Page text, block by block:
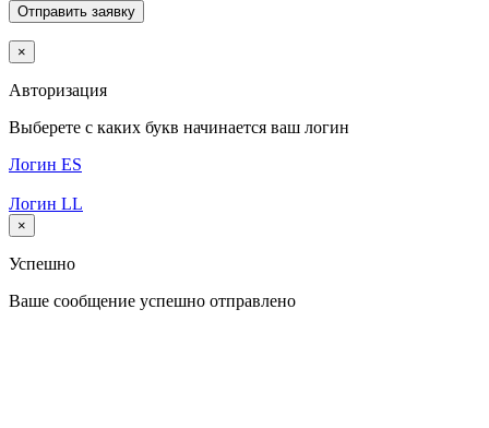
Отправить заявку
×
Авторизация
Выберете с каких букв начинается ваш логин
Логин ES
Логин LL
×
Успешно
Ваше сообщение успешно отправлено